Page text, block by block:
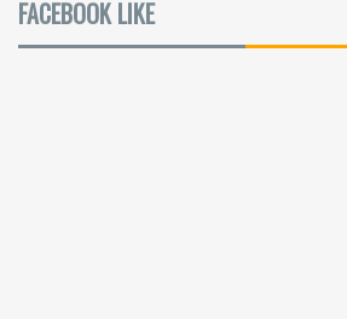
FACEBOOK LIKE